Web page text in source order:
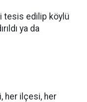
tesis edilip köylü
ya da
her ilçesi, her